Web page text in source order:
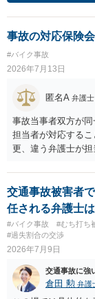
事故の対応保険
#バイク事故
2026年7月13日
匿名A 弁護士
事故当事者双方が
担当者が対応する
更、違う弁護士が
交通事故被害者
任される弁護士
#バイク事故 #むち打ち
#過失割合の交渉
2026年7月9日
交通事故に強
倉田 勲 弁護